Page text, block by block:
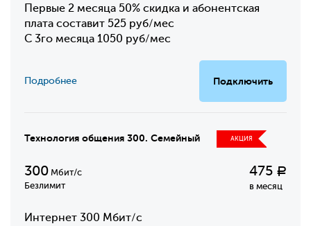
Первые 2 месяца 50% скидка и абонентская
плата составит 525 руб/мес
С 3го месяца 1050 руб/мес
Подключить
Подробнее
Технология общения 300. Семейный АКЦИЯ
300 Мбит/с
Безлимит
475 Р
в месяц
Интернет 300 Мбит/с